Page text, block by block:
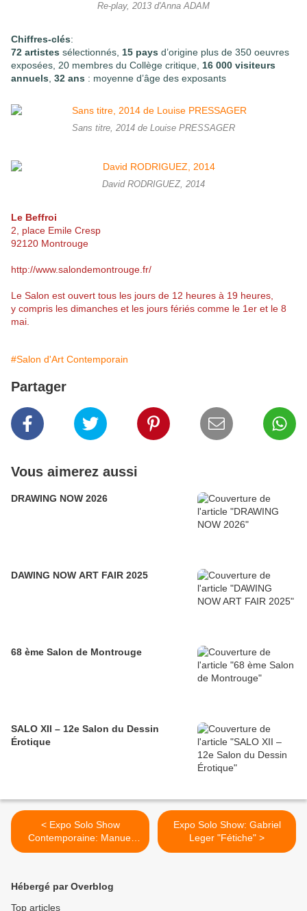
Re-play, 2013 d'Anna ADAM
Chiffres-clés:
72 artistes sélectionnés 15 pays d’origine plus de 350 oeuvres
exposées , 20 membres du Collège critique 16 000 visiteurs
annuels 32 ans : moyenne d’âge des exposants
Sans titre, 2014 de Louise PRESSAGER
David RODRIGUEZ, 2014
Le Beffroi
2, place Emile Cresp
92120 Montrouge
http://www.salondemontrouge.fr/
Le Salon est ouvert tous les jours de 12 heures à 19 heures,
y compris les dimanches et les jours fériés comme le 1er et le 8
mai.
#Salon d'Art Contemporain
Partager
Vous aimerez aussi
DRAWING NOW 2026
DAWING NOW ART FAIR 2025
68 ème Salon de Montrouge
SALO XII – 12e Salon du Dessin
Érotique
< Expo Solo Show
Contemporaine: Manuel
Ocampo "Notes from the
Expo Solo Show: Gabriel
Leger "Fétiche" >
Hébergé par Overblog
Top articles